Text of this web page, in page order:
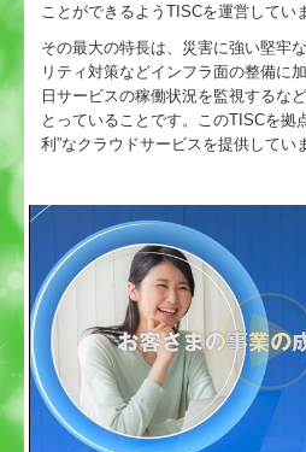
ことができるようTISCを運営してい
その最大の特長は、災害に強い堅牢
リティ対策などインフラ面の整備に
日サービスの稼働状況を監視するな
とっていることです。このTISCを拠
利”なクラウドサービスを提供してい